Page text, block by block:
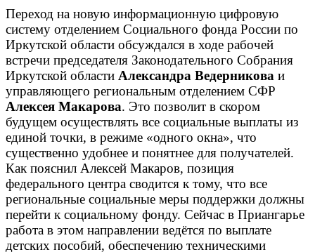
Переход на новую информационную цифровую
систему отделением Социального фонда России по
Иркутской области обсуждался в ходе рабочей
встречи председателя Законодательного Собрания
Иркутской области Александра Ведерникова и
управляющего региональным отделением СФР
Алексея Макарова. Это позволит в скором
будущем осуществлять все социальные выплаты из
единой точки, в режиме «одного окна», что
существенно удобнее и понятнее для получателей.
Как пояснил Алексей Макаров, позиция
федерального центра сводится к тому, что все
региональные социальные меры поддержки должны
перейти к социальному фонду. Сейчас в Приангарье
работа в этом направлении ведётся по выплате
детских пособий, обеспечению техническими